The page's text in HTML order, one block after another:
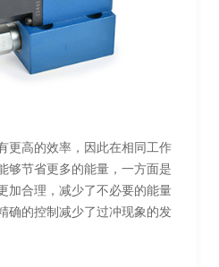
更高的效率，因此在相同工作
够节省更多的能量，一方面是
加合理，减少了不必要的能量
确的控制减少了过冲现象的发